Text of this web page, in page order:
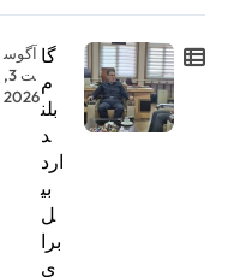
گا
م
بلن
د
ارد
بی
ل
برا
ی
آگوس
ت 3,
2026